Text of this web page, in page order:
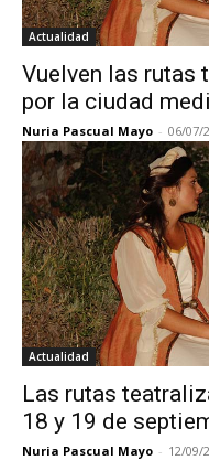
Actualidad
Vuelven las rutas
por la ciudad
Nuria Pascual Mayo - 06/07/
Actualidad
Las rutas
18 y 19 de
Nuria Pascual Mayo - 12/09/